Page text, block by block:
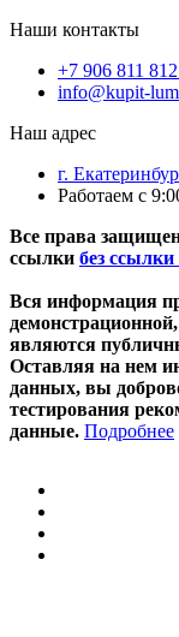
Наши контакты
+7 906 811
info@kupit-
Наш адрес
г.
Работаем с
Все права
ссылки без ссылки
Вся информация
являются
Оставляя на нем
данных, вы
тестирования
данные. Подробнее